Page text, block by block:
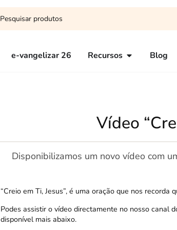
e-vangelizar 26 Recursos Blog
Vídeo
Disponibilizamos um novo vídeo com
“Creio em Ti, Jesus”, é uma oração que nos recorda
Podes assistir o vídeo directamente no nosso canal
disponível mais abaixo.